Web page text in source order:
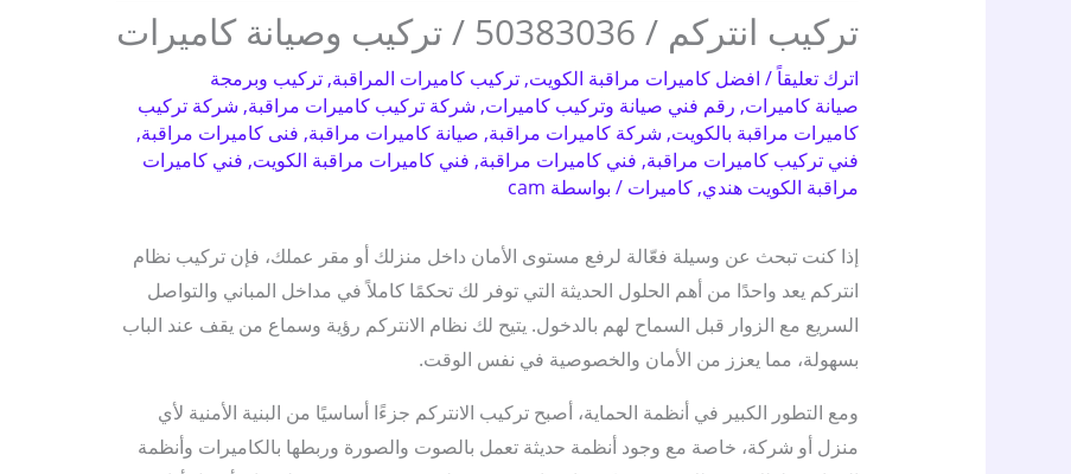
تركيب انتركم / 50383036 / تركيب وصيانة كاميرات
اترك تعليقاً/ افضل كاميرات مراقبة الكويت, تركيب كاميرات المراقبة, تركيب وبرمجة
صيانة كاميرات, رقم فني صيانة وتركيب كاميرات, شركة تركيب كاميرات مراقبة, شركة تركيب
كاميرات مراقبة بالكويت, شركة كاميرات مراقبة, صيانة كاميرات مراقبة, فنى كاميرات مراقبة,
فني تركيب كاميرات مراقبة, فني كاميرات مراقبة, فني كاميرات مراقبة الكويت, فني كاميرات
مراقبة الكويت هندي, كاميرات / بواسطة cam
إذا كنت تبحث عن وسيلة فعّالة لرفع مستوى الأمان داخل منزلك أو مقر عملك، فإن تركيب نظام
انتركم يعد واحدًا من أهم الحلول الحديثة التي توفر لك تحكمًا كاملاً في مداخل المباني والتواصل
السريع مع الزوار قبل السماح لهم بالدخول. يتيح لك نظام الانتركم رؤية وسماع من يقف عند الباب
بسهولة، مما يعزز من الأمان والخصوصية في نفس الوقت.
ومع التطور الكبير في أنظمة الحماية، أصبح تركيب الانتركم جزءًا أساسيًا من البنية الأمنية لأي
منزل أو شركة، خاصة مع وجود أنظمة حديثة تعمل بالصوت والصورة وربطها بالكاميرات وأنظمة